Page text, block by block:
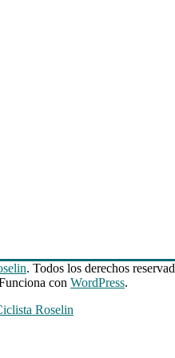
. Todos los derechos
con WordPress.
Roselin